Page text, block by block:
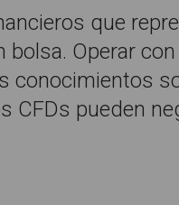
que
Operar
conocimientos
pueden